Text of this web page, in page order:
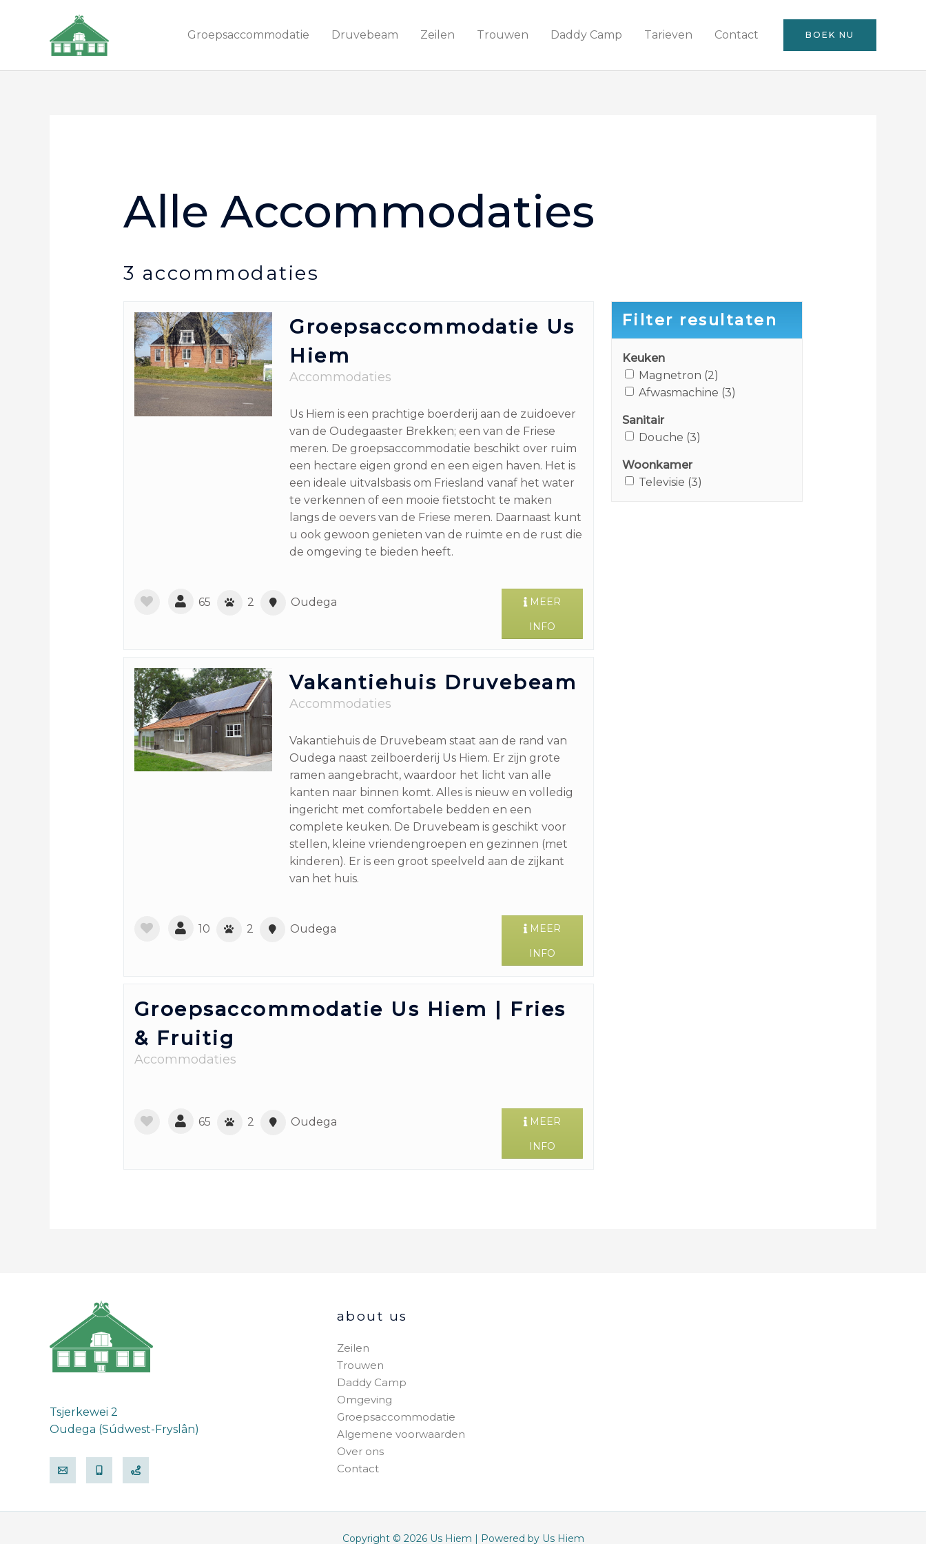
Groepsaccommodatie Druvebeam Zeilen Trouwen Daddy Camp Tarieven Contact BOEK NU
Alle Accommodaties
3 accommodaties
Filter resultaten
Keuken
Magnetron (2)
Afwasmachine (3)
Sanitair
Douche (3)
Woonkamer
Televisie (3)
Groepsaccommodatie Us
Hiem
Accommodaties
Us Hiem is een prachtige boerderij aan de zuidoever
van de Oudegaaster Brekken; een van de Friese
meren. De groepsaccommodatie beschikt over ruim
een hectare eigen grond en een eigen haven. Het is
een ideale uitvalsbasis om Friesland vanaf het water
te verkennen of een mooie fietstocht te maken
langs de oevers van de Friese meren. Daarnaast kunt
u ook gewoon genieten van de ruimte en de rust die
de omgeving te bieden heeft.
65 2 Oudega
MEER
INFO
Vakantiehuis Druvebeam
Accommodaties
Vakantiehuis de Druvebeam staat aan de rand van
Oudega naast zeilboerderij Us Hiem. Er zijn grote
ramen aangebracht, waardoor het licht van alle
kanten naar binnen komt. Alles is nieuw en volledig
ingericht met comfortabele bedden en een
complete keuken. De Druvebeam is geschikt voor
stellen, kleine vriendengroepen en gezinnen (met
kinderen). Er is een groot speelveld aan de zijkant
van het huis.
10 2 Oudega
MEER
INFO
Groepsaccommodatie Us Hiem | Fries
& Fruitig
Accommodaties
65 2 Oudega
MEER
INFO
Tsjerkewei 2
Oudega (Súdwest-Fryslân)
about us
Zeilen
Trouwen
Daddy Camp
Omgeving
Groepsaccommodatie
Algemene voorwaarden
Over ons
Contact
Copyright © 2026 Us Hiem | Powered by Us Hiem